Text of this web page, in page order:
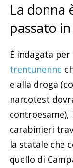
La donna
passato
È indagata
trentunenne
e alla droga
narcotest
carabinieri
la statale che
quello di